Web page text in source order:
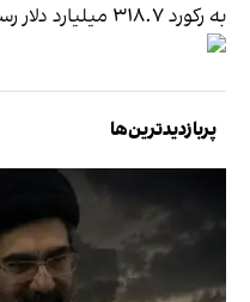
به رکورد ۳۱۸.۷ میلیارد دلار رسید.
پربازدیدترین‌ها